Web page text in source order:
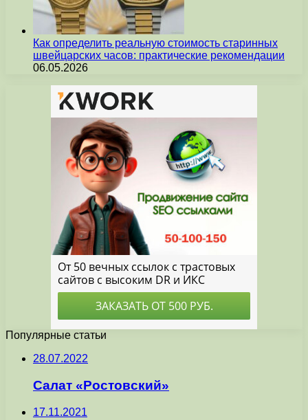
Как определить реальную стоимость старинных
швейцарских часов: практические рекомендации
06.05.2026
Популярные статьи
28.07.2022
Салат «Ростовский»
17.11.2021